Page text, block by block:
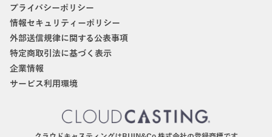
プライバシーポリシー
情報セキュリティーポリシー
外部送信規律に関する公表事項
特定商取引法に基づく表示
企業情報
サービス利用環境